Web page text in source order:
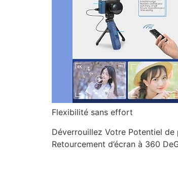
Flexibilité sans effort
Déverrouillez Votre Potentiel
Retourcement d’écran à 360